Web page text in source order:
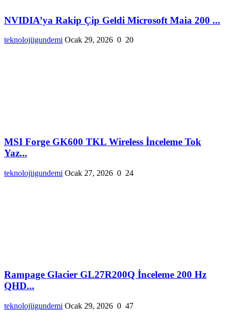
NVIDIA’ya Rakip Çip Geldi Microsoft Maia 200 ...
teknolojiigundemi Ocak 29, 2026 0 20
MSI Forge GK600 TKL Wireless İnceleme Tok
Yaz...
teknolojiigundemi Ocak 27, 2026 0 24
Rampage Glacier GL27R200Q İnceleme 200 Hz
QHD...
teknolojiigundemi Ocak 29, 2026 0 47